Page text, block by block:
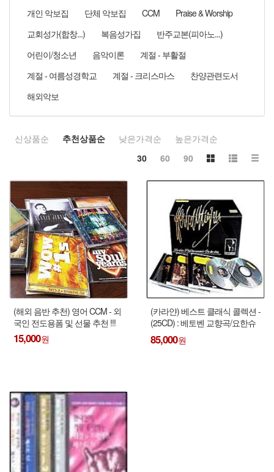
개인 악보집
단체 악보집 CCM
Praise & Worship
교회성가(합창...)
복음성가집
반주교본(피아노...)
어린이/청소년
음악이론
계절 - 부활절
계절 - 여름성경학교
계절 - 크리스마스
찬양관련도서
해외악보
신상품순 추천상품순 낮은가격순
높은가격순
30
60 90
(해외 음반 추천) 영어 CCM - 외
국인 전도용폼 및 선물 추천 !!!
15,000
(카라얀) 베스트 클래식 콜렉션 -
(25CD) : 베토벤 교향곡/요한슈
트라우스/모차르트/슈베르트 ...
85,000